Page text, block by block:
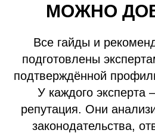
МОЖНО
Все гайды и
подготовлены
подтверждённой
У каждого
репутация. Они
законодательства,